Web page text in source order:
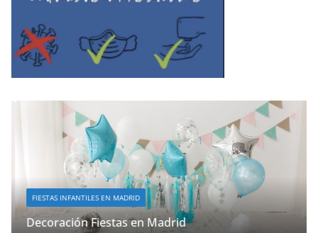
FIESTAS INFANTILES EN MADRID
Decoración Fiestas en Madrid